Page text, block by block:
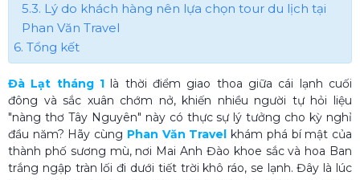
5.3. Lý do khách hàng nên lựa chọn tour du lịch tại
Phan Văn Travel
6. Tổng kết
Đà Lạt tháng 1 là thời điểm giao thoa giữa cái lạnh cuối
đông và sắc xuân chớm nở, khiến nhiều người tự hỏi liệu
"nàng thơ Tây Nguyên" này có thực sự lý tưởng cho kỳ nghỉ
đầu năm? Hãy cùng Phan Văn Travel khám phá bí mật của
thành phố sương mù, nơi Mai Anh Đào khoe sắc và hoa Ban
trắng ngập tràn lối đi dưới tiết trời khô ráo, se lạnh. Đây là lúc